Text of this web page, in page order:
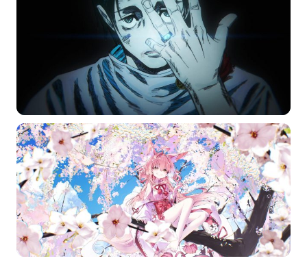
分类
标签 (逗号分隔)
常用标签:4K壁纸 Bizhi Gallery 拾光壁纸 HDQwalls 4K Hd 通用